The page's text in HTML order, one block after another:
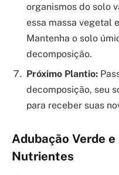
organismos do solo
essa massa vegetal
Mantenha o solo
decomposição.
Próximo Plantio:
decomposição, seu
para receber suas
Adubação Verde
Nutrientes